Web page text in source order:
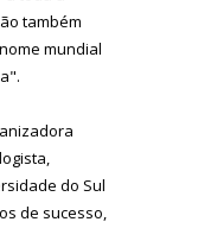
também
mundial
do Sul
de sucesso,